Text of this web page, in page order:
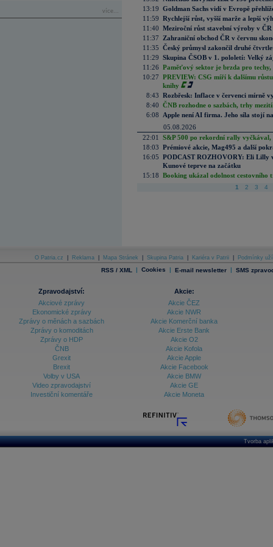
více...
13:19 Goldman Sachs vidí v Evropě
11:59 Rychlejší růst, vyšší marže a lepší
11:40 Meziroční růst stavební výroby v
11:37
Zahraniční obchod ČR v červnu
11:35 Český průmysl zakončil druhé
11:29 Skupina ČSOB v 1. pololetí: Velký
11:26 Paměťový sektor je brzda pro techy,
10:27 PREVIEW: CSG míří k dalšímu
knihy
8:43 Rozbřesk: Inflace v červenci mírně
8:40 ČNB rozhodne o sazbách, trhy
6:08
Apple není AI firma. Jeho síla stojí
05.08.2026
22:01
S&P 500 po rekordní rally vyčkával,
18:03 Prémiové akcie, Mag495 a další
16:05 PODCAST ROZHOVORY: Eli Lilly
Kunové teprve na začátku
15:18 Booking ukázal odolnost cestovního
1 2 3 4
O Patria.cz Reklama Mapa Stránek Skupina Patria Kariéra v Patrii Podmínky
RSS / XML | Cookies | E-mail newsletter | SMS
Zpravodajství:
Akciové zprávy
Ekonomické zprávy
Zprávy o měnách a sazbách
Zprávy o komoditách
Zprávy o HDP
ČNB
Grexit
Brexit
Volby v USA
Video zpravodajství
Investiční komentáře
Akcie:
Akcie ČEZ
Akcie NWR
Akcie Komerční banka
Akcie Erste Bank
Akcie O2
Akcie Kofola
Akcie Apple
Akcie Facebook
Akcie BMW
Akcie GE
Akcie Moneta
Tvorba